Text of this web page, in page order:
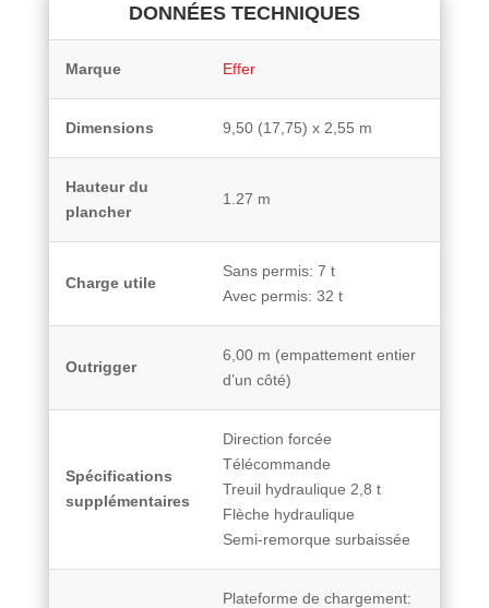
DONNÉES TECHNIQUES
Marque Effer
Dimensions 9,50 (17,75) x 2,55 m
Hauteur du
plancher
1.27 m
Charge utile
Sans permis: 7 t
Avec permis: 32 t
Outrigger
6,00 m (empattement entier
d’un côté)
Spécifications
supplémentaires
Direction forcée
Télécommande
Treuil hydraulique 2,8 t
Flèche hydraulique
Semi-remorque surbaissée
Plateforme de chargement: